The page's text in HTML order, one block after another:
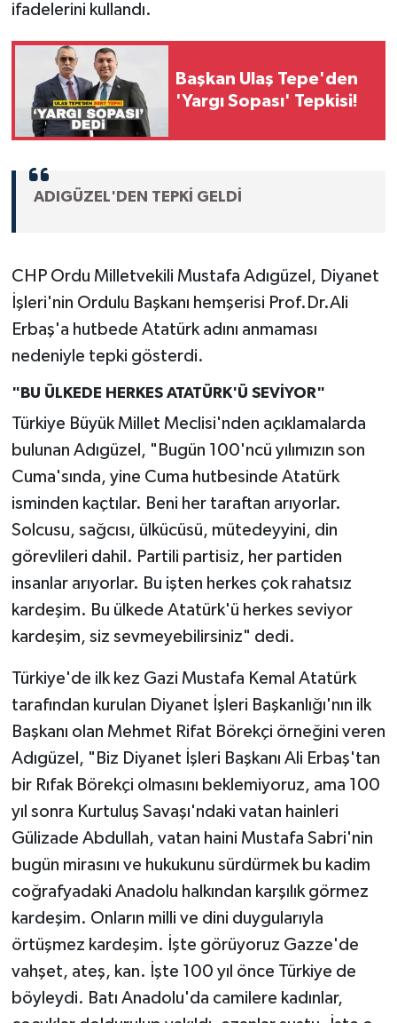
ifadelerini kullandı.
Başkan Ulaş Tepe'den
'Yargı Sopası' Tepkisi!
ADIGÜZEL'DEN TEPKİ GELDİ
CHP Ordu Milletvekili Mustafa Adıgüzel, Diyanet
İşleri'nin Ordulu Başkanı hemşerisi Prof.Dr.Ali
Erbaş'a hutbede Atatürk adını anmaması
nedeniyle tepki gösterdi.
"BU ÜLKEDE HERKES ATATÜRK'Ü SEVİYOR"
Türkiye Büyük Millet Meclisi'nden açıklamalarda
bulunan Adıgüzel, "Bugün 100'ncü yılımızın son
Cuma'sında, yine Cuma hutbesinde Atatürk
isminden kaçtılar. Beni her taraftan arıyorlar.
Solcusu, sağcısı, ülkücüsü, mütedeyyini, din
görevlileri dahil. Partili partisiz, her partiden
insanlar arıyorlar. Bu işten herkes çok rahatsız
kardeşim. Bu ülkede Atatürk'ü herkes seviyor
kardeşim, siz sevmeyebilirsiniz" dedi.
Türkiye'de ilk kez Gazi Mustafa Kemal Atatürk
tarafından kurulan Diyanet İşleri Başkanlığı'nın ilk
Başkanı olan Mehmet Rifat Börekçi örneğini veren
Adıgüzel, "Biz Diyanet İşleri Başkanı Ali Erbaş'tan
bir Rıfak Börekçi olmasını beklemiyoruz, ama 100
yıl sonra Kurtuluş Savaşı'ndaki vatan hainleri
Gülizade Abdullah, vatan haini Mustafa Sabri'nin
bugün mirasını ve hukukunu sürdürmek bu kadim
coğrafyadaki Anadolu halkından karşılık görmez
kardeşim. Onların milli ve dini duygularıyla
örtüşmez kardeşim. İşte görüyoruz Gazze'de
vahşet, ateş, kan. İşte 100 yıl önce Türkiye de
böyleydi. Batı Anadolu'da camilere kadınlar,